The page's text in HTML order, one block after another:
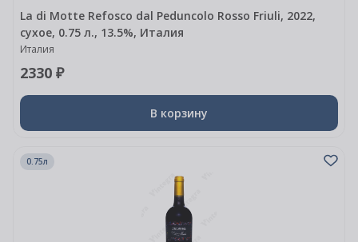
La di Motte Refosco dal Peduncolo Rosso Friuli, 2022,
сухое, 0.75 л., 13.5%, Италия
Италия
2330 ₽
В корзину
0.75л